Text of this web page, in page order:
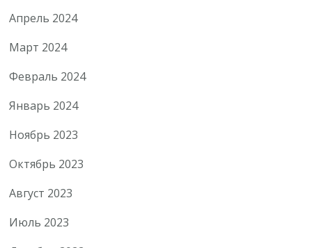
Апрель 2024
Март 2024
Февраль 2024
Январь 2024
Ноябрь 2023
Октябрь 2023
Август 2023
Июль 2023